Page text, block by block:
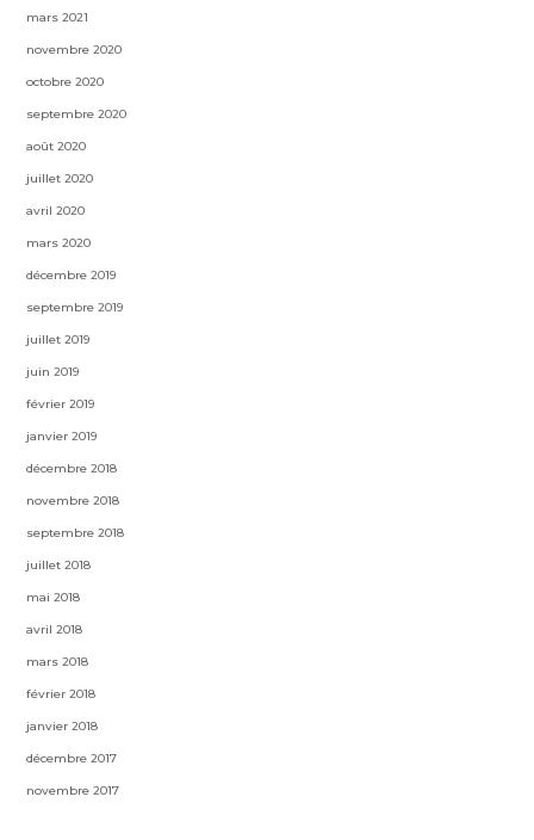
mars 2021
novembre 2020
octobre 2020
septembre 2020
août 2020
juillet 2020
avril 2020
mars 2020
décembre 2019
septembre 2019
juillet 2019
juin 2019
février 2019
janvier 2019
décembre 2018
novembre 2018
septembre 2018
juillet 2018
mai 2018
avril 2018
mars 2018
février 2018
janvier 2018
décembre 2017
novembre 2017